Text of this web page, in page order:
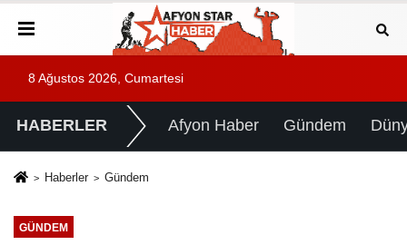
8 Ağustos 2026, Cumartesi
HABERLER Afyon Haber Gündem
Haberler Gündem
GÜNDEM